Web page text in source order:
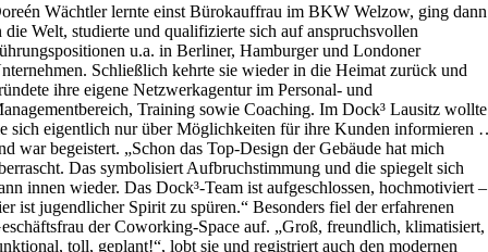
Wächtler lernte einst Bürokauffrau im BKW Welzow, ging dann
die Welt, studierte und qualifizierte sich auf anspruchsvollen
u.a. in Berliner, Hamburger und Londoner
Schließlich kehrte sie wieder in die Heimat zurück und
ihre eigene Netzwerkagentur im Personal- und
Training sowie Coaching. Im Dock³ Lausitz wollte
sich eigentlich nur über Möglichkeiten für ihre Kunden informieren
war begeistert. „Schon das Top-Design der Gebäude hat mich
Das symbolisiert Aufbruchstimmung und die spiegelt sich
innen wieder. Das Dock³-Team ist aufgeschlossen, hochmotiviert –
ist jugendlicher Spirit zu spüren.“ Besonders fiel der erfahrenen
der Coworking-Space auf. „Groß, freundlich, klimatisiert,
toll, geplant!“, lobt sie und registriert auch den modernen